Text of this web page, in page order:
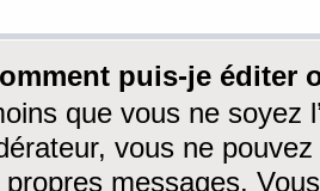
puis-je éditer
que vous ne soyez
vous ne
propres messages.